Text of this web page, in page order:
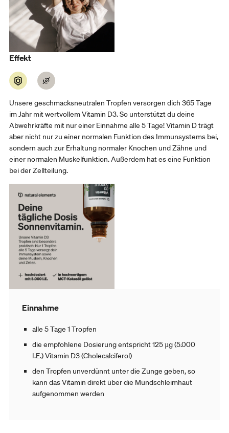
Effekt
Unsere geschmacksneutralen Tropfen versorgen dich 365 Tage
im Jahr mit wertvollem Vitamin D3. So unterstützt du deine
Abwehrkräfte mit nur einer Einnahme alle 5 Tage! Vitamin D trägt
aber nicht nur zu einer normalen Funktion des Immunsystems bei,
sondern auch zur Erhaltung normaler Knochen und Zähne und
einer normalen Muskelfunktion. Außerdem hat es eine Funktion
bei der Zellteilung.
Einnahme
alle 5 Tage 1 Tropfen
die empfohlene Dosierung entspricht 125 µg (5.000
I.E.) Vitamin D3 (Cholecalciferol)
den Tropfen unverdünnt unter die Zunge geben, so
kann das Vitamin direkt über die Mundschleimhaut
aufgenommen werden